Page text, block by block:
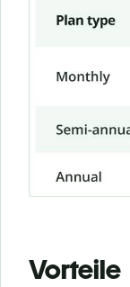
Vorteile